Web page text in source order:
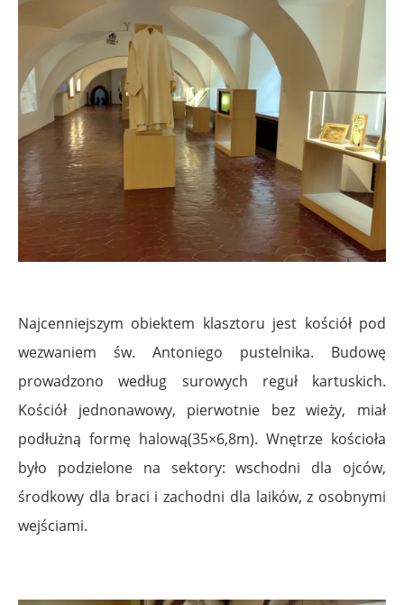
Najcenniejszym obiektem klasztoru jest kościół pod
wezwaniem św. Antoniego pustelnika. Budowę
prowadzono według surowych reguł kartuskich.
Kościół jednonawowy, pierwotnie bez wieży, miał
podłużną formę halową(35×6,8m). Wnętrze kościoła
było podzielone na sektory: wschodni dla ojców,
środkowy dla braci i zachodni dla laików, z osobnymi
wejściami.